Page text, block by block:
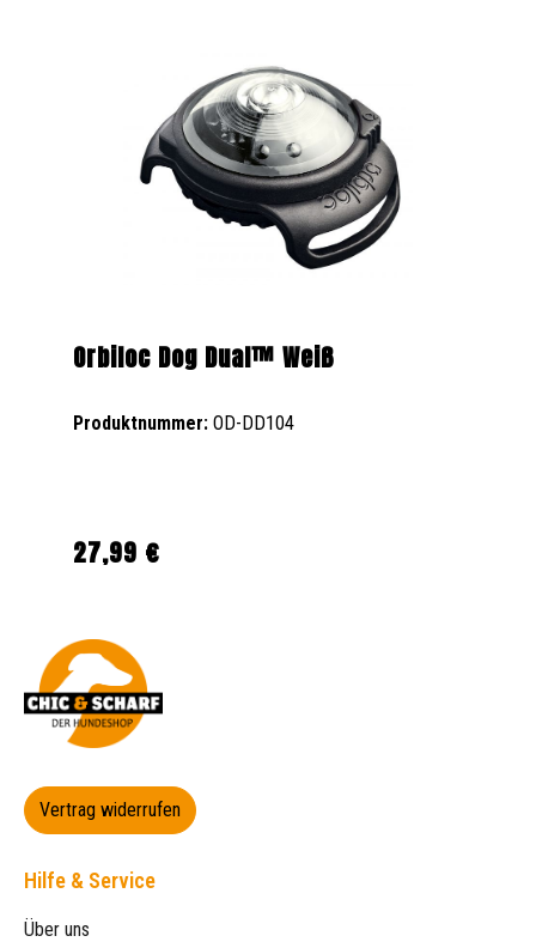
Orbiloc Dog Dual™ Weiß
Produktnummer: OD-DD104
Regulärer Preis:
27,99 €
Vertrag widerrufen
Hilfe & Service
Über uns